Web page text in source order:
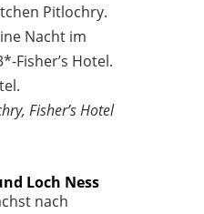
Pitlochry.
Nacht im
Fisher’s Hotel.
Fisher’s Hotel
Loch Ness
nach